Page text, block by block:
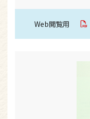
Web閲覧用